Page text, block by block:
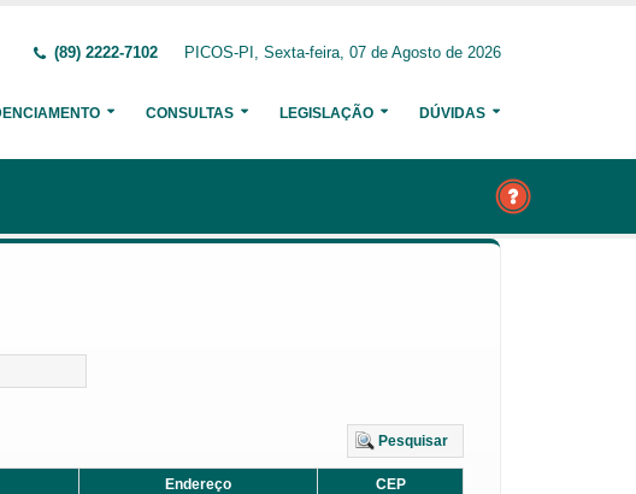
(89) 2222-7102 PICOS-PI, Sexta-feira, 07 de Agosto de 2026
CONSULTAS LEGISLAÇÃO DÚVIDAS
Pesquisar
Endereço
CEP